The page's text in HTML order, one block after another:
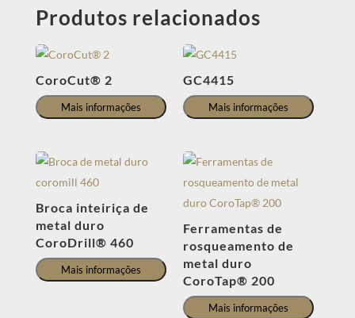
Produtos relacionados
CoroCut® 2
Mais informações
GC4415
Mais informações
Broca inteiriça de
metal duro
CoroDrill® 460
Mais informações
Ferramentas de
rosqueamento de
metal duro
CoroTap® 200
Mais informações